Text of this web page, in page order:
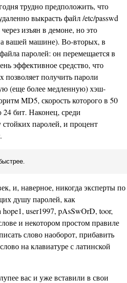
трудно предположить, что
выкрасть файл /etc/passwd
изъян в демоне, но это
вашей машине). Во-вторых, в
паролей: он перемещается в
эффективное средство, что
получить пароли
(еще более медленную) хэш-
MD5, скорость которого в 50
бит. Наконец, среди
стойких паролей, и процент
и, наверное, никогда эксперты по
душу паролей, как
user1997, pAsSwOrD, toor,
и некотором простом правиле
слово наоборот, прибавить
на клавиатуре с латинской
вас и уже вставили в свои